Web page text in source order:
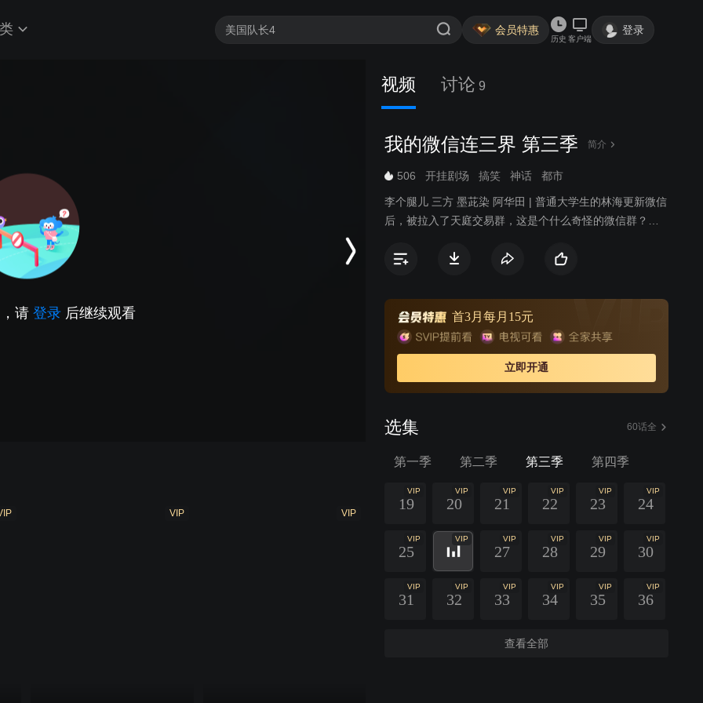
会员特惠
历史 客户端
登录
请 登录 后继续观看
视频 讨论 9
我的微信连三界 第三季 简介
506 开挂剧场 搞笑 神话 都市
李个腿儿 三方 墨茈染 阿华田 | 普通大学生的林海更新微信
后，被拉入了天庭交易群，这是个什么奇怪的微信群？里
会都是骗子吧？但是让林海想不到的是，他们居然可以交
姿多彩，迎娶美女，购置豪宅，顺便拯救城市于危险之
中！
首3月每月15元
立即开通
选集 60话全
第一季 第二季 第三季 第四季
VIP
19
VIP
20
VIP
21
VIP
22
VIP
23
VIP
24
VIP
25
VIP VIP
27
VIP
28
VIP
29
VIP
30
VIP
31
VIP
32
VIP
33
VIP
34
VIP
35
VIP
36
查看全部
VIP VIP